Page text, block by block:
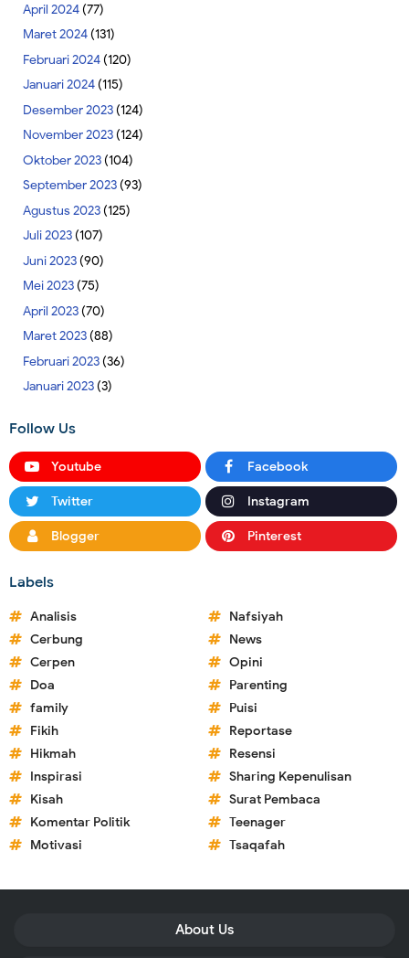
April 2024(77)
Maret 2024(131)
Februari 2024(120)
Januari 2024(115)
Desember 2023(124)
November 2023(124)
Oktober 2023(104)
September 2023(93)
Agustus 2023(125)
Juli 2023(107)
Juni 2023(90)
Mei 2023(75)
April 2023(70)
Maret 2023(88)
Februari 2023(36)
Januari 2023(3)
Follow Us
Youtube Facebook
Twitter Instagram
Blogger Pinterest
Labels
Analisis
Cerbung
Cerpen
Doa
family
Fikih
Hikmah
Inspirasi
Kisah
Komentar Politik
Motivasi
Nafsiyah
News
Opini
Parenting
Puisi
Reportase
Resensi
Sharing Kepenulisan
Surat Pembaca
Teenager
Tsaqafah
About Us